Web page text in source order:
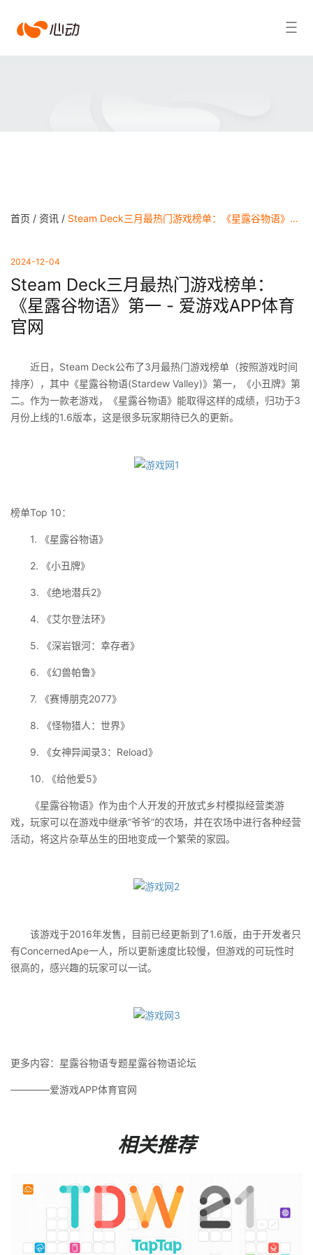
爱搜索结果
首页 / 资讯 / Steam Deck三月最热门游戏榜单：《星露谷物语》第一 - 爱游戏APP体育官网
2024-12-04
Steam Deck三月最热门游戏榜单：
《星露谷物语》第一 - 爱游戏APP体育
官网
近日，Steam Deck公布了3月最热门游戏榜单（按照游戏时间
排序），其中《星露谷物语(Stardew Valley)》第一，《小丑牌》第
二。作为一款老游戏，《星露谷物语》能取得这样的成绩，归功于3
月份上线的1.6版本，这是很多玩家期待已久的更新。
榜单Top 10：
1. 《星露谷物语》
2. 《小丑牌》
3. 《绝地潜兵2》
4. 《艾尔登法环》
5. 《深岩银河：幸存者》
6. 《幻兽帕鲁》
7. 《赛博朋克2077》
8. 《怪物猎人：世界》
9. 《女神异闻录3：Reload》
10. 《给他爱5》
《星露谷物语》作为由个人开发的开放式乡村模拟经营类游
戏，玩家可以在游戏中继承“爷爷”的农场，并在农场中进行各种经营
活动，将这片杂草丛生的田地变成一个繁荣的家园。
该游戏于2016年发售，目前已经更新到了1.6版，由于开发者只
有ConcernedApe一人，所以更新速度比较慢，但游戏的可玩性时
很高的，感兴趣的玩家可以一试。
更多内容：星露谷物语专题星露谷物语论坛
————爱游戏APP体育官网
相关推荐